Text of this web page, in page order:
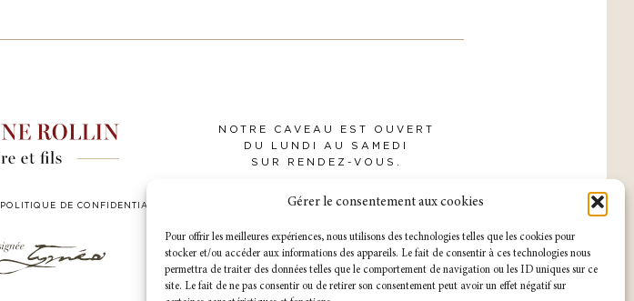
Gérer le consentement aux cookies
Pour offrir les meilleures expériences, nous utilisons des technologies telles que les cookies pour
stocker et/ou accéder aux informations des appareils. Le fait de consentir à ces technologies nous
permettra de traiter des données telles que le comportement de navigation ou les ID uniques sur ce
site. Le fait de ne pas consentir ou de retirer son consentement peut avoir un effet négatif sur
NOTRE CAVEAU EST OUVERT
DU LUNDI AU SAMEDI
SUR RENDEZ-VOUS.
POLITIQUE DE CONFIDENTIALITÉ